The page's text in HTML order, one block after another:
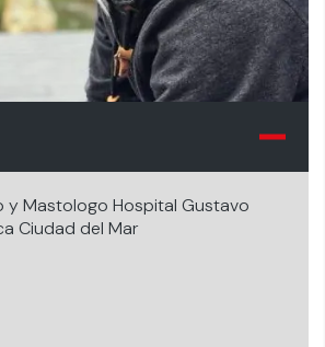
y Mastologo Hospital Gustavo
Ciudad del Mar